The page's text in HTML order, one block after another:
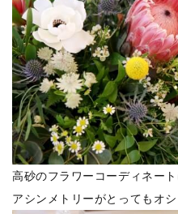
高砂のフラワーコーディネー
アシンメトリーがとってもオ